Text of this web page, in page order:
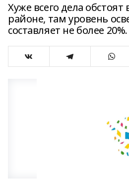
Хуже всего дела обстоят
районе, там уровень
составляет не более 20%.